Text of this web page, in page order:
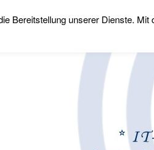
MichSoft
Bereitstellung unserer Dienste.